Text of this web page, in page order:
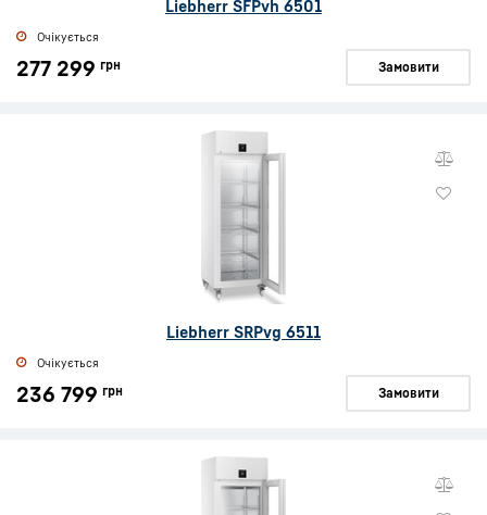
Liebherr SFPvh 6501
Очікується
277 299 грн Замовити
Liebherr SRPvg 6511
Очікується
236 799 грн Замовити